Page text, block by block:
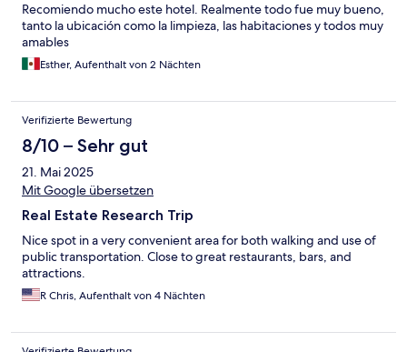
Recomiendo mucho este hotel. Realmente todo fue muy bueno,
tanto la ubicación como la limpieza, las habitaciones y todos muy
amables
Esther, Aufenthalt von 2 Nächten
Verifizierte Bewertung
8/10 – Sehr gut
21. Mai 2025
Mit Google übersetzen
Real Estate Research Trip
Nice spot in a very convenient area for both walking and use of
public transportation. Close to great restaurants, bars, and
attractions.
R Chris, Aufenthalt von 4 Nächten